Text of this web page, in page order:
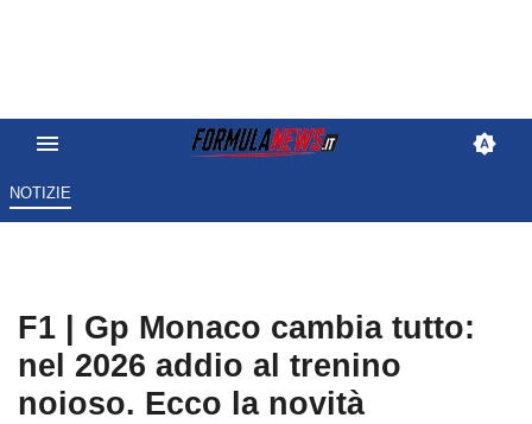
NOTIZIE
F1 | Gp Monaco cambia tutto:
nel 2026 addio al trenino
noioso. Ecco la novità